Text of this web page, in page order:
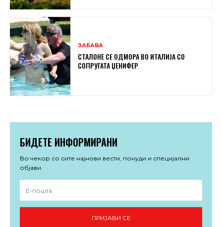
ЗАБАВА
СТАЛОНЕ СЕ ОДМОРА ВО ИТАЛИЈА СО
СОПРУГАТА ЏЕНИФЕР
БИДЕТЕ ИНФОРМИРАНИ
Во чекор со сите најнови вести, понуди и специјални
објави.
ПРИЈАВИ СЕ